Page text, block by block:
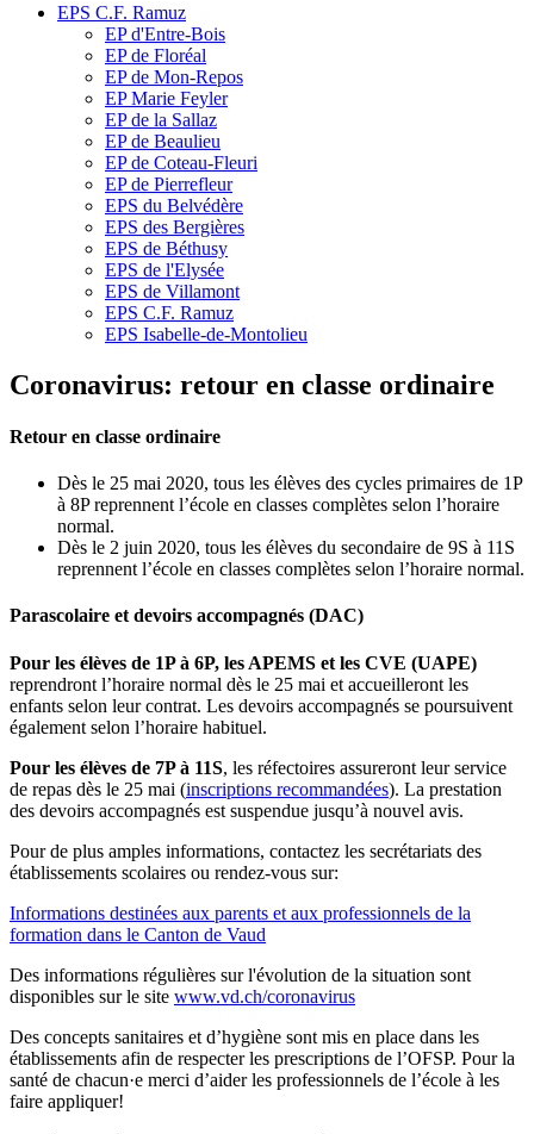
EPS C.F. Ramuz
EP d'Entre-Bois
EP de Floréal
EP de Mon-Repos
EP Marie Feyler
EP de la Sallaz
EP de Beaulieu
EP de Coteau-Fleuri
EP de Pierrefleur
EPS du Belvédère
EPS des Bergières
EPS de Béthusy
EPS de l'Elysée
EPS de Villamont
EPS C.F. Ramuz
EPS Isabelle-de-Montolieu
Coronavirus: retour en classe ordinaire
Retour en classe ordinaire
Dès le 25 mai 2020, tous les élèves des cycles primaires de 1P
à 8P reprennent l’école en classes complètes selon l’horaire
normal.
Dès le 2 juin 2020, tous les élèves du secondaire de 9S à 11S
reprennent l’école en classes complètes selon l’horaire normal.
Parascolaire et devoirs accompagnés (DAC)
Pour les élèves de 1P à 6P, les APEMS et les CVE (UAPE)
reprendront l’horaire normal dès le 25 mai et accueilleront les
enfants selon leur contrat. Les devoirs accompagnés se poursuivent
également selon l’horaire habituel.
Pour les élèves de 7P à 11S, les réfectoires assureront leur service
de repas dès le 25 mai (inscriptions recommandées). La prestation
des devoirs accompagnés est suspendue jusqu’à nouvel avis.
Pour de plus amples informations, contactez les secrétariats des
établissements scolaires ou rendez-vous sur:
Informations destinées aux parents et aux professionnels de la
formation dans le Canton de Vaud
Des informations régulières sur l'évolution de la situation sont
disponibles sur le site www.vd.ch/coronavirus
Des concepts sanitaires et d’hygiène sont mis en place dans les
établissements afin de respecter les prescriptions de l’OFSP. Pour la
santé de chacun·e merci d’aider les professionnels de l’école à les
faire appliquer!